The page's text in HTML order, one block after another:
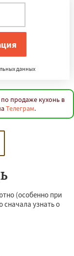
данных
продаже кухонь в
Телеграм.
(особенно при
сначала узнать о